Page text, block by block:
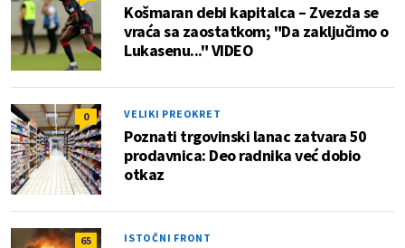
Košmaran debi kapitalca – Zvezda se
vraća sa zaostatkom; "Da zaključimo o
Lukasenu..." VIDEO
0 VELIKI PREOKRET
Poznati trgovinski lanac zatvara 50
prodavnica: Deo radnika već dobio
otkaz
65 ISTOČNI FRONT